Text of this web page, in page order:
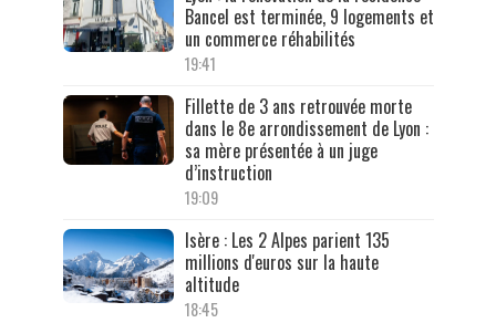
Bancel est terminée, 9 logements et
un commerce réhabilités
19:41
Fillette de 3 ans retrouvée morte
dans le 8e arrondissement de Lyon :
sa mère présentée à un juge
d’instruction
19:09
Isère : Les 2 Alpes parient 135
millions d'euros sur la haute
altitude
18:45